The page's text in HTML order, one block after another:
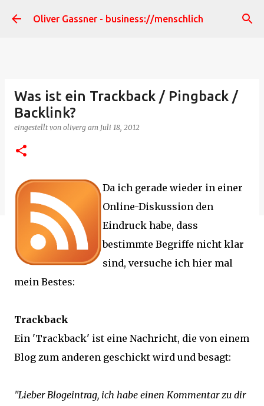
Direkt zum Hauptbereich
Oliver Gassner - business://menschlich
Was ist ein Trackback / Pingback /
Backlink?
eingestellt von oliverg am Juli 18, 2012
Da ich gerade wieder in einer
Online-Diskussion den
Eindruck habe, dass
bestimmte Begriffe nicht klar
sind, versuche ich hier mal
mein Bestes:
Trackback
Ein 'Trackback' ist eine Nachricht, die von einem
Blog zum anderen geschickt wird und besagt:
"Lieber Blogeintrag, ich habe einen Kommentar zu dir